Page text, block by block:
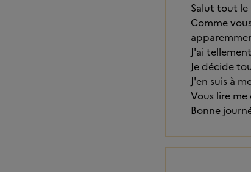
Salut tout le
Comme
J'ai
Je décide
J'en suis à
Vous lire
Bonne